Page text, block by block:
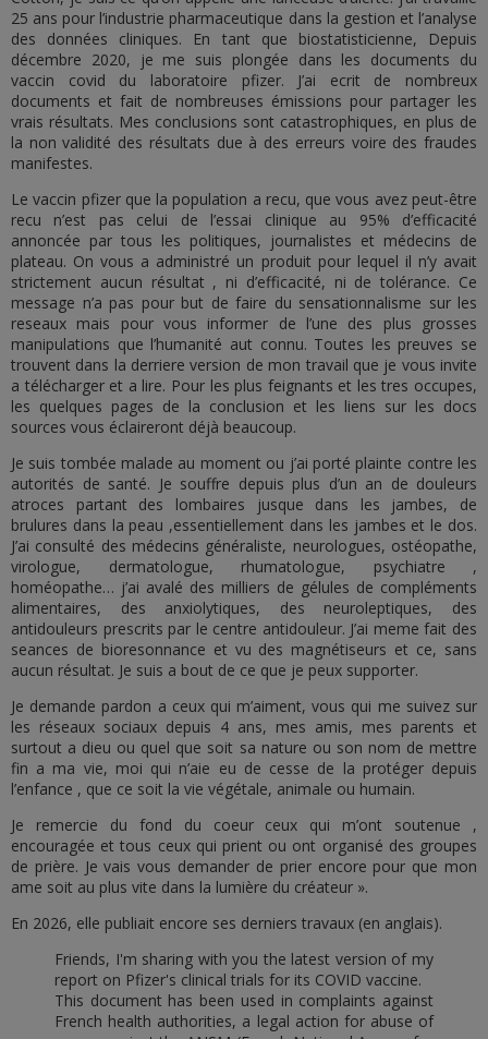
25 ans pour l’industrie pharmaceutique dans la gestion et l’analyse
des données cliniques. En tant que biostatisticienne, Depuis
décembre 2020, je me suis plongée dans les documents du
vaccin covid du laboratoire pfizer. J’ai ecrit de nombreux
documents et fait de nombreuses émissions pour partager les
vrais résultats. Mes conclusions sont catastrophiques, en plus de
la non validité des résultats due à des erreurs voire des fraudes
manifestes.
Le vaccin pfizer que la population a recu, que vous avez peut-être
recu n’est pas celui de l’essai clinique au 95% d’efficacité
annoncée par tous les politiques, journalistes et médecins de
plateau. On vous a administré un produit pour lequel il n’y avait
strictement aucun résultat , ni d’efficacité, ni de tolérance. Ce
message n’a pas pour but de faire du sensationnalisme sur les
reseaux mais pour vous informer de l’une des plus grosses
manipulations que l’humanité aut connu. Toutes les preuves se
trouvent dans la derriere version de mon travail que je vous invite
a télécharger et a lire. Pour les plus feignants et les tres occupes,
les quelques pages de la conclusion et les liens sur les docs
sources vous éclaireront déjà beaucoup.
Je suis tombée malade au moment ou j’ai porté plainte contre les
autorités de santé. Je souffre depuis plus d’un an de douleurs
atroces partant des lombaires jusque dans les jambes, de
brulures dans la peau ,essentiellement dans les jambes et le dos.
J’ai consulté des médecins généraliste, neurologues, ostéopathe,
virologue, dermatologue, rhumatologue, psychiatre ,
homéopathe… j’ai avalé des milliers de gélules de compléments
alimentaires, des anxiolytiques, des neuroleptiques, des
antidouleurs prescrits par le centre antidouleur. J’ai meme fait des
seances de bioresonnance et vu des magnétiseurs et ce, sans
aucun résultat. Je suis a bout de ce que je peux supporter.
Je demande pardon a ceux qui m’aiment, vous qui me suivez sur
les réseaux sociaux depuis 4 ans, mes amis, mes parents et
surtout a dieu ou quel que soit sa nature ou son nom de mettre
fin a ma vie, moi qui n’aie eu de cesse de la protéger depuis
l’enfance , que ce soit la vie végétale, animale ou humain.
Je remercie du fond du coeur ceux qui m’ont soutenue ,
encouragée et tous ceux qui prient ou ont organisé des groupes
de prière. Je vais vous demander de prier encore pour que mon
ame soit au plus vite dans la lumière du créateur ».
En 2026, elle publiait encore ses derniers travaux (en anglais).
Friends, I'm sharing with you the latest version of my
report on Pfizer's clinical trials for its COVID vaccine.
This document has been used in complaints against
French health authorities, a legal action for abuse of